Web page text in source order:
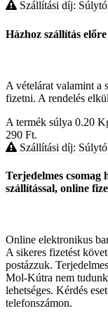
Szállítási díj:
Házhoz szállítás
A vételárat valamint a
fizetni. A rendelés
A termék súlya 0.20
290 Ft.
Szállítási díj:
Terjedelmes csomag
szállítással, online
Online elektronikus
A sikeres fizetést
postázzuk.
Mol-Kútra nem
lehetséges. Kérdés
telefonszámon.